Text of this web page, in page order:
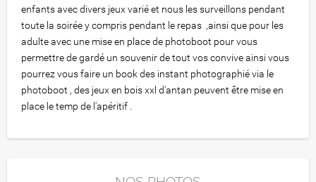
enfants avec divers jeux varié et nous les surveillons pendant
toute la soirée y compris pendant le repas ,ainsi que pour les
adulte avec une mise en place de photoboot pour vous
permettre de gardé un souvenir de tout vos convive ainsi vous
pourrez vous faire un book des instant photographié via le
photoboot , des jeux en bois xxl d'antan peuvent être mise en
place le temp de l'apéritif .